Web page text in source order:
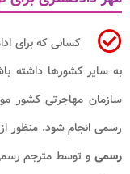
کسانی که برای
به سایر کشورها داشته
سازمان مهاجرتی کشور
رسمی انجام شود. منظور
رسمی و توسط مترجم